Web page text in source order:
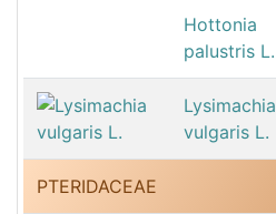
Hottonia
palustris L.
Lysimachia
vulgaris L.
PTERIDACEAE